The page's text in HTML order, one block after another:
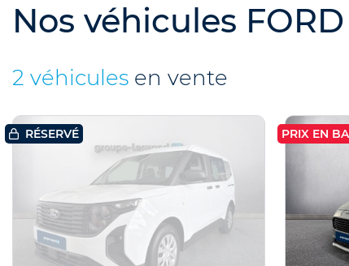
Nos véhicules
2 véhicules en vente
RÉSERVÉ PRIX EN